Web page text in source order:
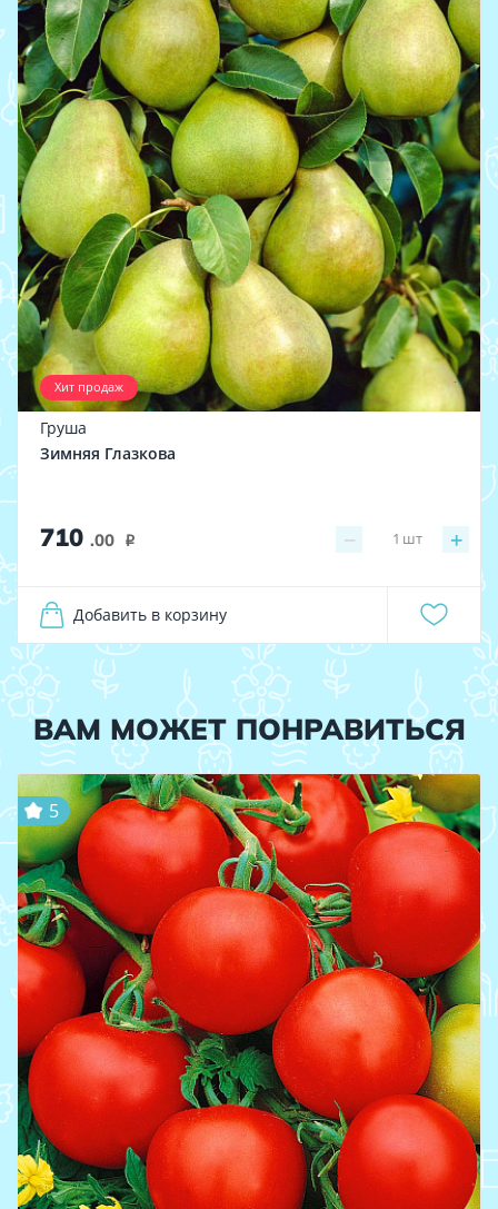
Хит продаж
Груша
Зимняя Глазкова
710 .00 i − +
1 шт
Добавить в корзину
ВАМ МОЖЕТ ПОНРАВИТЬСЯ
5